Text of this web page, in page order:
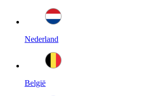
Nederland
België